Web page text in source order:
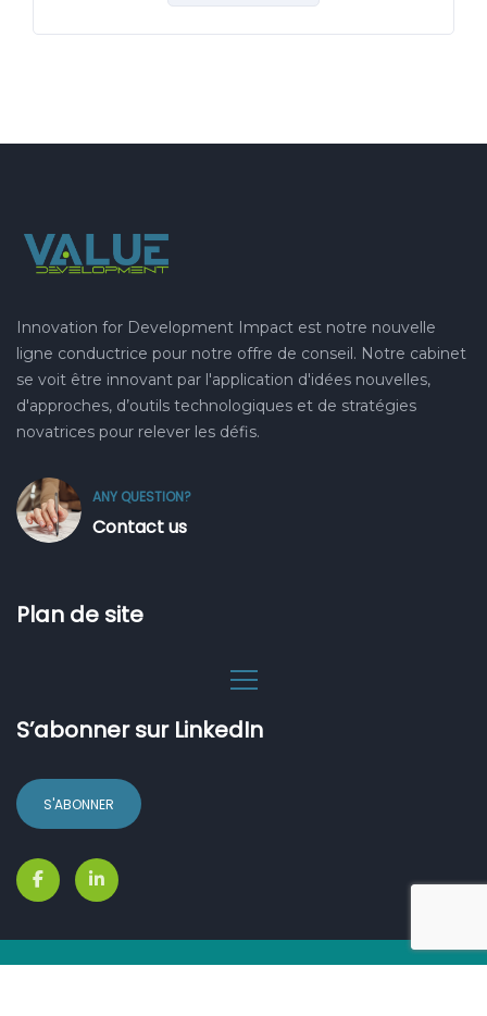
Innovation for Development Impact est notre nouvelle
ligne conductrice pour notre offre de conseil. Notre cabinet
se voit être innovant par l'application d'idées nouvelles,
d'approches, d’outils technologiques et de stratégies
novatrices pour relever les défis.
ANY QUESTION?
Contact us
Plan de site
S’abonner sur LinkedIn
S'ABONNER